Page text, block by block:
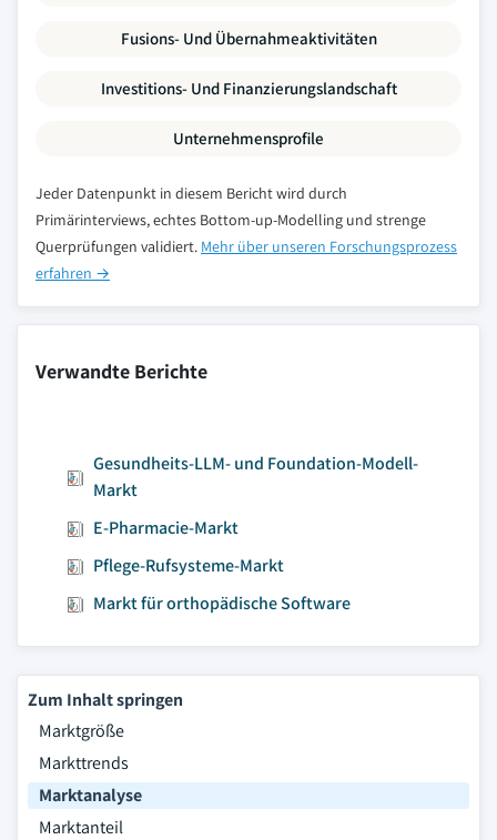
Fusions- Und Übernahmeaktivitäten
Investitions- Und Finanzierungslandschaft
Unternehmensprofile
Jeder Datenpunkt in diesem Bericht wird durch
Primärinterviews, echtes Bottom-up-Modelling und strenge
Querprüfungen validiert. Mehr über unseren Forschungsprozess
erfahren →
Verwandte Berichte
Gesundheits-LLM- und Foundation-Modell-
Markt
E-Pharmacie-Markt
Pflege-Rufsysteme-Markt
Markt für orthopädische Software
Zum Inhalt springen
Marktgröße
Markttrends
Marktanalyse
Marktanteil